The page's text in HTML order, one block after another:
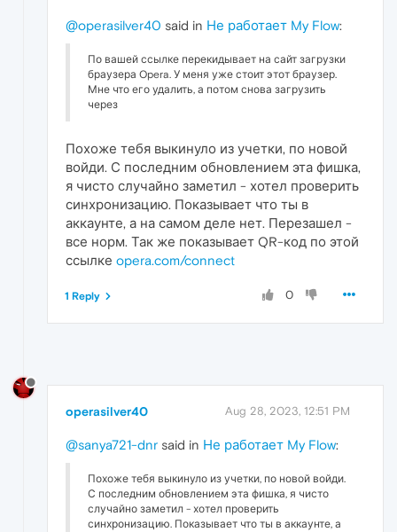
@operasilver40 said in Не работает My Flow:
По вашей ссылке перекидывает на сайт загрузки
браузера Opera. У меня уже стоит этот браузер.
Мне что его удалить, а потом снова загрузить
через
Похоже тебя выкинуло из учетки, по новой
войди. С последним обновлением эта фишка,
я чисто случайно заметил - хотел проверить
синхронизацию. Показывает что ты в
аккаунте, а на самом деле нет. Перезашел -
все норм. Так же показывает QR-код по этой
ссылке opera.com/connect
0
1 Reply
operasilver40 Aug 28, 2023, 12:51 PM
@sanya721-dnr said in Не работает My Flow:
Похоже тебя выкинуло из учетки, по новой войди.
С последним обновлением эта фишка, я чисто
случайно заметил - хотел проверить
синхронизацию. Показывает что ты в аккаунте, а